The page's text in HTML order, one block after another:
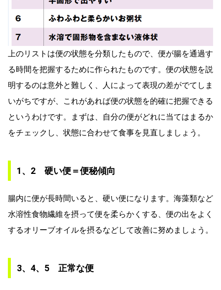
上のリストは便の状態を分類したもので、便が腸を通過す
る時間を把握するために作られたものです。便の状態を説
明するのは意外と難しく、人によって表現の差がでてしま
いがちですが、これがあれば便の状態を的確に把握できる
というわけです。まずは、自分の便がどれに当てはまるか
をチェックし、状態に合わせて食事を見直しましょう。
1、2 硬い便＝便秘傾向
腸内に便が長時間いると、硬い便になります。海藻類など
水溶性食物繊維を摂って便を柔らかくする、便の出をよく
するオリーブオイルを摂るなどして改善に努めましょう。
3、4、5 正常な便